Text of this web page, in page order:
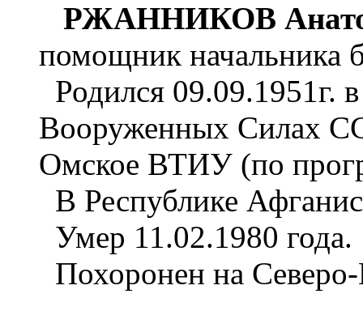
РЖАННИКОВ
помощник начальника
Родился 09.09.1951г.
Вооруженных Силах
Омское ВТИУ (по
В Республике
Умер 11.02.1980 года.
Похоронен на